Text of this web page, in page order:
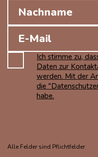
Ich stimme zu,
Daten zur
werden. Mit der
die
habe.
Alle Felder sind Pflichtfelder